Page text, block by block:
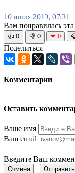
10 июля 2019, 07:31
Вам понравилась
👍 0 👎 0 ❤ 0
Поделиться
Комментарии
Оставить
Ваше имя
Ваш email
Введите Ваш
Отмена Отправить